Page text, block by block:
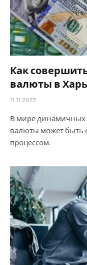
Как
валюты в
11.11.2023
В мире
валюты может быть
процессом.